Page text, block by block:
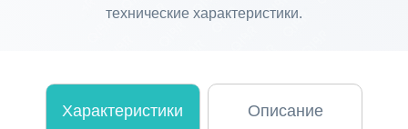
технические характеристики.
Характеристики Описание